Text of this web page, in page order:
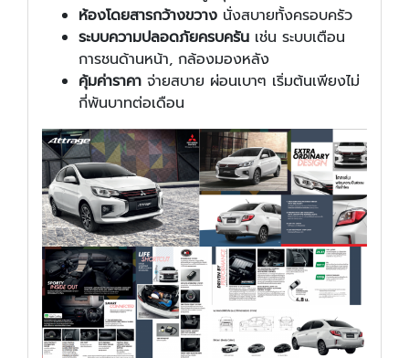
ห้องโดยสารกว้างขวาง นั่งสบายทั้งครอบครัว
ระบบความปลอดภัยครบครัน เช่น ระบบเตือน
การชนด้านหน้า, กล้องมองหลัง
คุ้มค่าราคา จ่ายสบาย ผ่อนเบาๆ เริ่มต้นเพียงไม่
กี่พันบาทต่อเดือน